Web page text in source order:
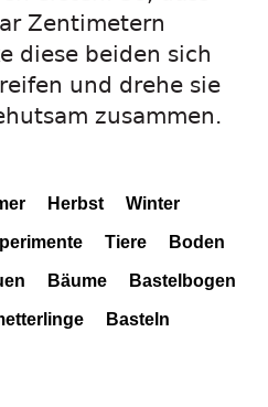
Zentimetern
diese beiden sich
und drehe sie
zusammen.
Herbst Winter
Tiere Boden
Bäume Bastelbogen
Basteln